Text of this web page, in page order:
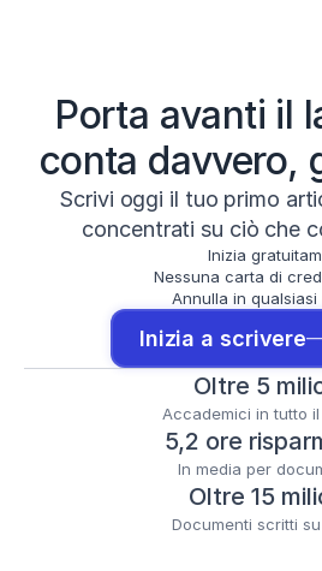
Porta avanti il
conta davvero,
Scrivi oggi il tuo primo
concentrati su ciò che
Inizia
Nessuna carta di
Annulla in qualsiasi
Inizia a scrivere
Oltre 5
Accademici in tutto
5,2 ore
In media per
Oltre 15
Documenti scritti